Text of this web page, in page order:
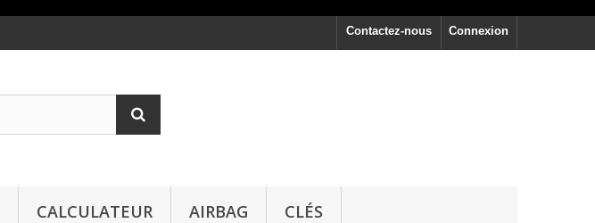
Connexion
Contactez-nous
CALCULATEUR AIRBAG CLÉS